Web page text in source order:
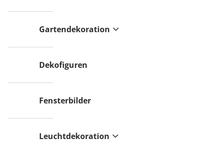
Gartendekoration
Dekofiguren
Fensterbilder
Leuchtdekoration